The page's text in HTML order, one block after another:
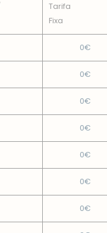
Tarifa
Fixa
0€
0€
0€
0€
0€
0€
0€